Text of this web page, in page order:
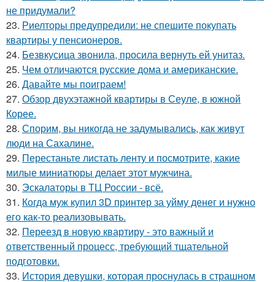
не придумали?
23. Риелторы предупредили: не спешите покупать
квартиры у пенсионеров.
24. Безвкусица звонила, просила вернуть ей унитаз.
25. Чем отличаются русские дома и американские.
26. Давайте мы поиграем!
27. Обзор двухэтажной квартиры в Сеуле, в южной
Корее.
28. Спорим, вы никогда не задумывались, как живут
люди на Сахалине.
29. Перестаньте листать ленту и посмотрите, какие
милые миниатюры делает этот мужчина.
30. Эскалаторы в ТЦ России - всё.
31. Когда муж купил 3D принтер за уйму денег и нужно
его как-то реализовывать.
32. Переезд в новую квартиру - это важный и
ответственный процесс, требующий тщательной
подготовки.
33. История девушки, которая проснулась в страшном